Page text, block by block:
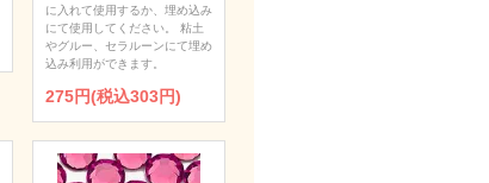
に入れて使用するか、埋め込み
にて使用してください。 粘土
やグルー、セラルーンにて埋め
込み利用ができます。
275円(税込303円)